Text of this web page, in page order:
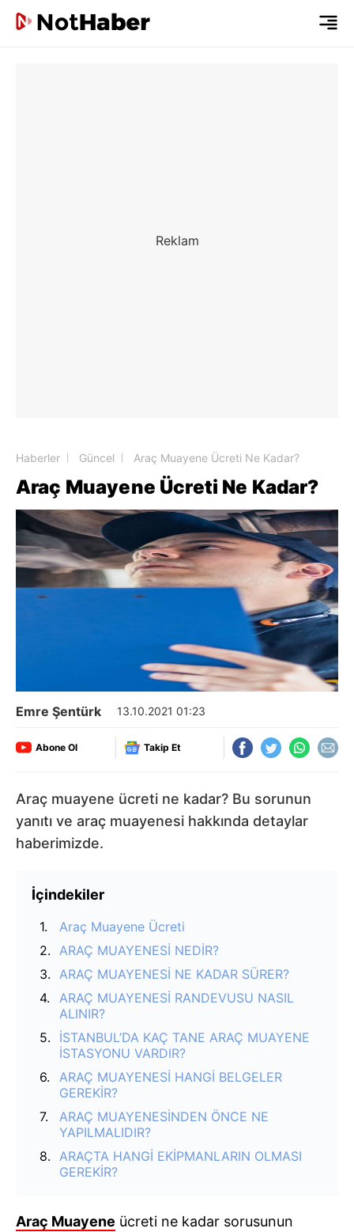
Haberler Güncel Araç Muayene Ücreti Ne Kadar?
Araç Muayene Ücreti Ne Kadar?
Emre Şentürk 13.10.2021 01:23
Abone Ol Takip Et
Araç muayene ücreti ne kadar? Bu sorunun
yanıtı ve araç muayenesi hakkında detaylar
haberimizde.
İçindekiler
Araç Muayene Ücreti
ARAÇ MUAYENESİ NEDİR?
ARAÇ MUAYENESİ NE KADAR SÜRER?
ARAÇ MUAYENESİ RANDEVUSU NASIL
ALINIR?
İSTANBUL’DA KAÇ TANE ARAÇ MUAYENE
İSTASYONU VARDIR?
ARAÇ MUAYENESİ HANGİ BELGELER
GEREKİR?
ARAÇ MUAYENESİNDEN ÖNCE NE
YAPILMALIDIR?
ARAÇTA HANGİ EKİPMANLARIN OLMASI
GEREKİR?
Araç Muayene ücreti ne kadar sorusunun